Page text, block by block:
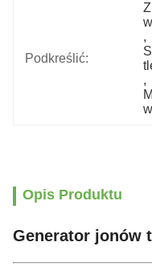
Podkreślić:
,
,
Opis Produktu
Generator jonów